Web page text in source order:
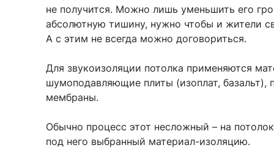
не получится. Можно лишь уменьшить его
абсолютную тишину, нужно чтобы и жители
А с этим не всегда можно договориться.
Для звукоизоляции потолка применяются
шумоподавляющие плиты (изоплат, базальт),
мембраны.
Обычно процесс этот несложный – на
под него выбранный материал-изоляцию.